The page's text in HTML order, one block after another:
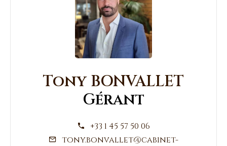
Tony BONVALLET
Gérant
+33 1 45 57 50 06
tony.bonvallet@cabinet-